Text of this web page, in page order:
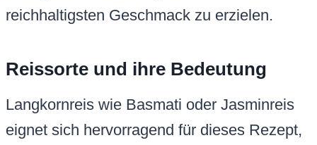
reichhaltigsten Geschmack zu erzielen.
Reissorte und ihre Bedeutung
Langkornreis wie Basmati oder Jasminreis
eignet sich hervorragend für dieses Rezept,